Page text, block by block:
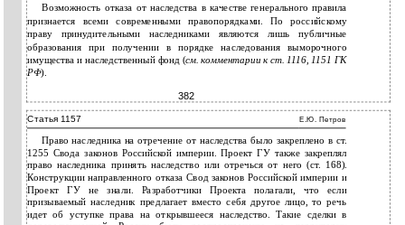
Возможность отказа от наследства в качестве генерального правила
признается всеми современными правопорядками. По российскому
праву принудительными наследниками являются лишь публичные
образования при получении в порядке наследования выморочного
имущества и наследственный фонд (см. комментарии к ст. 1116, 1151 ГК
РФ).
382
Статья 1157 Е.Ю. Петров
Право наследника на отречение от наследства было закреплено в ст.
1255 Свода законов Российской империи. Проект ГУ также закреплял
право наследника принять наследство или отречься от него (ст. 168).
Конструкции направленного отказа Свод законов Российской империи и
Проект ГУ не знали. Разработчики Проекта полагали, что если
призываемый наследник предлагает вместо себя другое лицо, то речь
идет об уступке права на открывшееся наследство. Такие сделки в